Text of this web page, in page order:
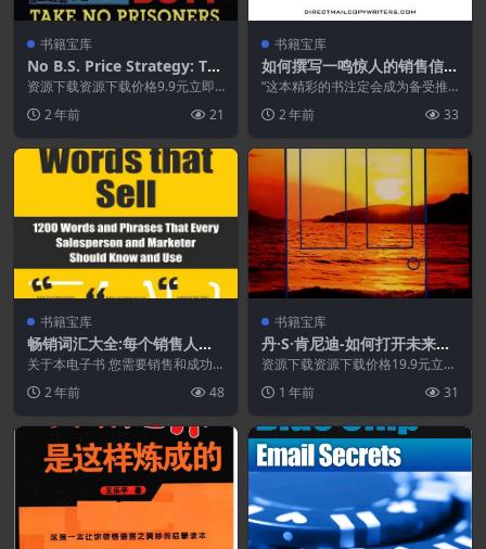
书籍宝库
No B.S. Price Strategy: Th
e Ultimate No Holds Barre
d, Kick Butt, Take No Pris
oners Guide to Profits.Po
wer
资源下载资源下载价格9.9元立即
2 年前 21
书籍宝库
如何撰写一鸣惊人的销售信.a
zw3
“这本精彩的书注定会成为备受推
心理营销。 您想知道...
2 年前 33
书籍宝库
畅销词汇大全:每个销售人员
和营销人员都应该了解和使用
的1200个单词和短语.PDF
关于本电子书 您需要销售和成功
obert W. ...
2 年前 48
书籍宝库
丹·S·肯尼迪-如何打开未来之
门.PDF
资源下载资源下载价格19.9元立即
资源永久更新资源...
1 年前 31